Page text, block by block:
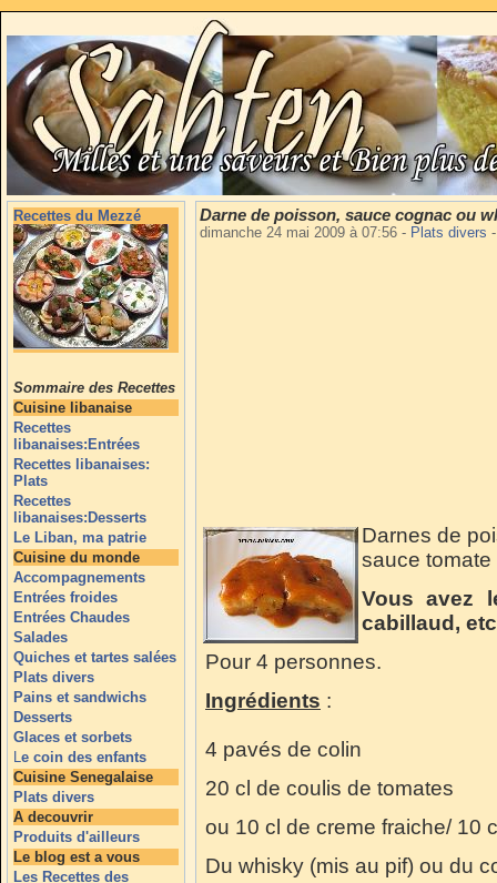
Recettes du Mezzé
Sommaire des Recettes
Cuisine libanaise
Recettes
libanaises:Entrées
Recettes libanaises:
Plats
Recettes
libanaises:Desserts
Le Liban, ma patrie
Cuisine du monde
Accompagnements
Entrées froides
Entrées Chaudes
Salades
Quiches et tartes salées
Plats divers
Pains et sandwichs
Desserts
Glaces et sorbets
Le coin des enfants
Cuisine Senegalaise
Plats divers
A decouvrir
Produits d'ailleurs
Le blog est a vous
Les Recettes des
Darne de poisson, sauce cognac ou
dimanche 24 mai 2009 à 07:56 - Plats divers -
Darnes de
sauce
Vous avez
cabillaud, etc
Pour 4 personnes.
Ingrédients :
4 pavés de colin
20 cl de coulis de tomates
ou 10 cl de creme fraiche/ 10
Du whisky (mis au pif) ou du